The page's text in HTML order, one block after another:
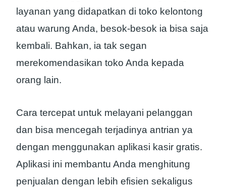
layanan yang didapatkan di toko kelontong
atau warung Anda, besok-besok ia bisa saja
kembali. Bahkan, ia tak segan
merekomendasikan toko Anda kepada
orang lain.
Cara tercepat untuk melayani pelanggan
dan bisa mencegah terjadinya antrian ya
dengan menggunakan aplikasi kasir gratis.
Aplikasi ini membantu Anda menghitung
penjualan dengan lebih efisien sekaligus